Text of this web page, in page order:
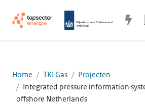
Home TKI Gas
Projecten
Integrated pressure information
offshore Netherlands